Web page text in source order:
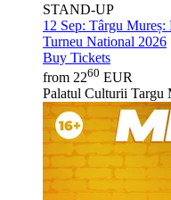
STAND-UP
12 Sep: Târgu Mureș:
Turneu National 2026
Buy Tickets
from 2260 EUR
Palatul Culturii Targu